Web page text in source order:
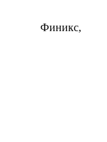
Финикс,